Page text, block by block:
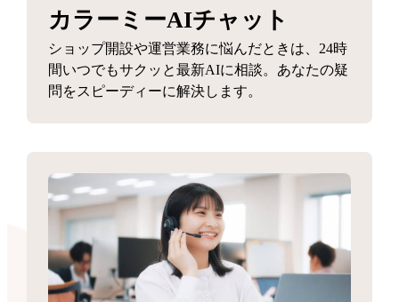
カラーミーAIチャット
ショップ開設や運営業務に悩んだときは、24時
間いつでもサクッと最新AIに相談。あなたの疑
問をスピーディーに解決します。